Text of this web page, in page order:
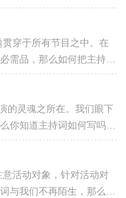
整理的毕...
穿于所有节目之中。在
需品，那么如何把主持词
婚礼主持...
的灵魂之所在。我们眼下
你知道主持词如何写吗？
欢迎阅读与...
活动对象，针对活动对
与我们不再陌生，那么你